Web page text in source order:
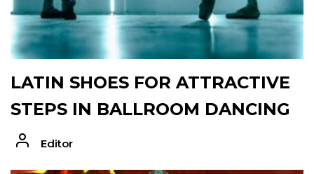
LATIN SHOES FOR ATTRACTIVE
STEPS IN BALLROOM DANCING
Editor